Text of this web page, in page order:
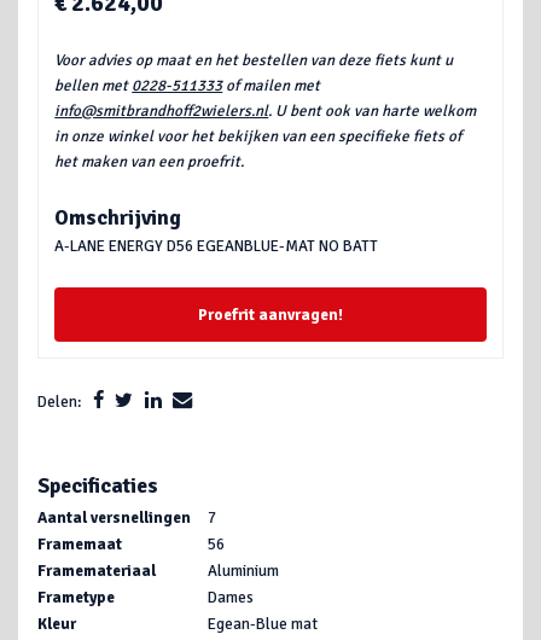
Voor advies op maat en het bestellen van deze fiets kunt u
bellen met0228-511333of mailen met
info@smitbrandhoff2wielers.nl. U bent ook van harte welkom
in onze winkel voor het bekijken van een specifieke fiets of
het maken van een proefrit.
Omschrijving
A-LANE ENERGY D56 EGEANBLUE-MAT NO BATT
Proefrit aanvragen!
Delen:
Specificaties
Aantal versnellingen
7
Framemaat
56
Framemateriaal
Aluminium
Frametype
Dames
Kleur
Egean-Blue mat